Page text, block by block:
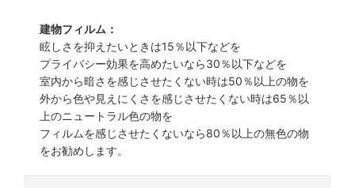
建物フィルム：
眩しさを抑えたいときは15％以下などを
プライバシー効果を高めたいなら30％以下などを
室内から暗さを感じさせたくない時は50％以上の物を
外から色や見えにくさを感じさせたくない時は65％以
上のニュートラル色の物を
フィルムを感じさせたくないなら80％以上の無色の物
をお勧めします。